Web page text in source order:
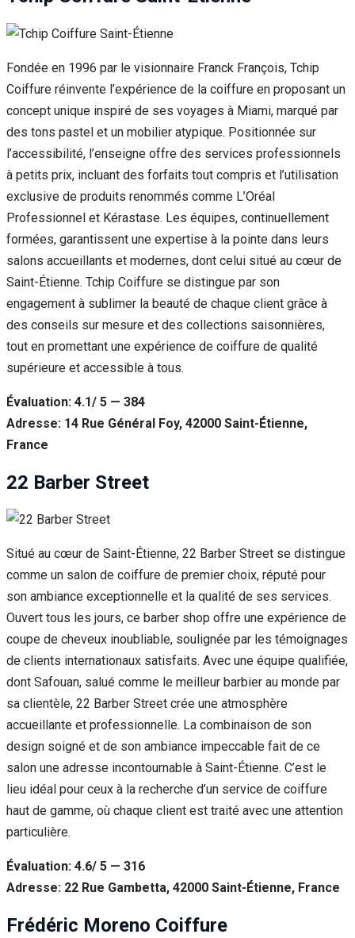
Fondée en 1996 par le visionnaire Franck François, Tchip
Coiffure réinvente l’expérience de la coiffure en proposant un
concept unique inspiré de ses voyages à Miami, marqué par
des tons pastel et un mobilier atypique. Positionnée sur
l’accessibilité, l’enseigne offre des services professionnels
à petits prix, incluant des forfaits tout compris et l’utilisation
exclusive de produits renommés comme L’Oréal
Professionnel et Kérastase. Les équipes, continuellement
formées, garantissent une expertise à la pointe dans leurs
salons accueillants et modernes, dont celui situé au cœur de
Saint-Étienne. Tchip Coiffure se distingue par son
engagement à sublimer la beauté de chaque client grâce à
des conseils sur mesure et des collections saisonnières,
tout en promettant une expérience de coiffure de qualité
supérieure et accessible à tous.
Évaluation: 4.1/ 5 — 384
Adresse: 14 Rue Général Foy, 42000 Saint-Étienne,
France
22 Barber Street
Situé au cœur de Saint-Étienne, 22 Barber Street se distingue
comme un salon de coiffure de premier choix, réputé pour
son ambiance exceptionnelle et la qualité de ses services.
Ouvert tous les jours, ce barber shop offre une expérience de
coupe de cheveux inoubliable, soulignée par les témoignages
de clients internationaux satisfaits. Avec une équipe qualifiée,
dont Safouan, salué comme le meilleur barbier au monde par
sa clientèle, 22 Barber Street crée une atmosphère
accueillante et professionnelle. La combinaison de son
design soigné et de son ambiance impeccable fait de ce
salon une adresse incontournable à Saint-Étienne. C’est le
lieu idéal pour ceux à la recherche d’un service de coiffure
haut de gamme, où chaque client est traité avec une attention
particulière.
Évaluation: 4.6/ 5 — 316
Adresse: 22 Rue Gambetta, 42000 Saint-Étienne, France
Frédéric Moreno Coiffure